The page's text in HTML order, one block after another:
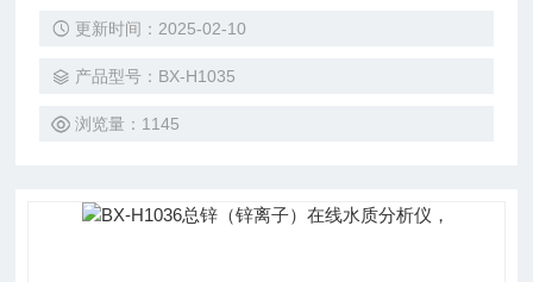
每次测量结束后，自动清洗处理装置、仪器管路、阀门等部
定时清洗、定时做样功能； 总汞/汞离子在线水质分析仪。
更新时间：2025-02-10
产品型号：BX-H1035
浏览量：1145